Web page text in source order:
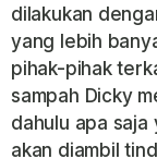
dilakukan
yang lebih
pihak-pihak
sampah Dicky
dahulu apa saja
akan diambil